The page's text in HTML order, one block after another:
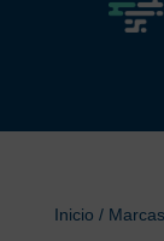
Inicio /